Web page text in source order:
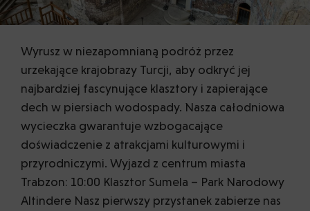
Wyrusz w niezapomnianą podróż przez
urzekające krajobrazy Turcji, aby odkryć jej
najbardziej fascynujące klasztory i zapierające
dech w piersiach wodospady. Nasza całodniowa
wycieczka gwarantuje wzbogacające
doświadczenie z atrakcjami kulturowymi i
przyrodniczymi. Wyjazd z centrum miasta
Trabzon: 10:00 Klasztor Sumela – Park Narodowy
Altindere Nasz pierwszy przystanek zabierze nas